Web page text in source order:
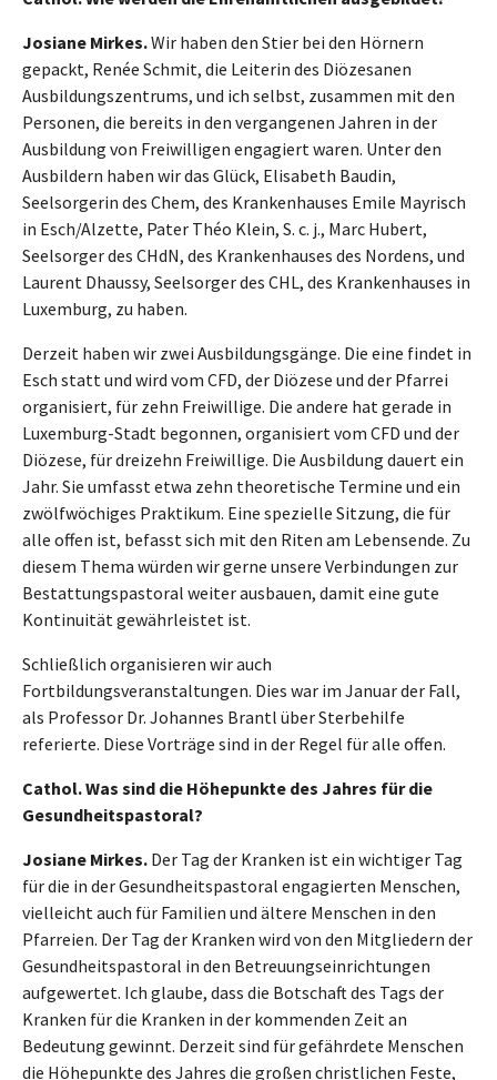
Josiane Mirkes.Wir haben den Stier bei den Hörnern
gepackt, Renée Schmit, die Leiterin des Diözesanen
Ausbildungszentrums, und ich selbst, zusammen mit den
Personen, die bereits in den vergangenen Jahren in der
Ausbildung von Freiwilligen engagiert waren. Unter den
Ausbildern haben wir das Glück, Elisabeth Baudin,
Seelsorgerin des Chem, des Krankenhauses Emile Mayrisch
in Esch/Alzette, Pater Théo Klein, S. c. j., Marc Hubert,
Seelsorger des CHdN, des Krankenhauses des Nordens, und
Laurent Dhaussy, Seelsorger des CHL, des Krankenhauses in
Luxemburg, zu haben.
Derzeit haben wir zwei Ausbildungsgänge. Die eine findet in
Esch statt und wird vom CFD, der Diözese und der Pfarrei
organisiert, für zehn Freiwillige. Die andere hat gerade in
Luxemburg-Stadt begonnen, organisiert vom CFD und der
Diözese, für dreizehn Freiwillige. Die Ausbildung dauert ein
Jahr. Sie umfasst etwa zehn theoretische Termine und ein
zwölfwöchiges Praktikum. Eine spezielle Sitzung, die für
alle offen ist, befasst sich mit den Riten am Lebensende. Zu
diesem Thema würden wir gerne unsere Verbindungen zur
Bestattungspastoral weiter ausbauen, damit eine gute
Kontinuität gewährleistet ist.
Schließlich organisieren wir auch
Fortbildungsveranstaltungen. Dies war im Januar der Fall,
als Professor Dr. Johannes Brantl über Sterbehilfe
referierte. Diese Vorträge sind in der Regel für alle offen.
Cathol. Was sind die Höhepunkte des Jahres für die
Gesundheitspastoral?
Josiane Mirkes. Der Tag der Kranken ist ein wichtiger Tag
für die in der Gesundheitspastoral engagierten Menschen,
vielleicht auch für Familien und ältere Menschen in den
Pfarreien. Der Tag der Kranken wird von den Mitgliedern der
Gesundheitspastoral in den Betreuungseinrichtungen
aufgewertet. Ich glaube, dass die Botschaft des Tags der
Kranken für die Kranken in der kommenden Zeit an
Bedeutung gewinnt. Derzeit sind für gefährdete Menschen
die Höhepunkte des Jahres die großen christlichen Feste,